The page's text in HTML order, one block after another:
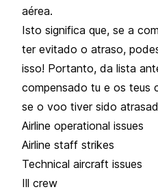
aérea.
Isto significa que, se a
ter evitado o atraso,
isso! Portanto, da lista
compensado tu e os teus
se o voo tiver sido
Airline operational issues
Airline staff strikes
Technical aircraft issues
Ill crew